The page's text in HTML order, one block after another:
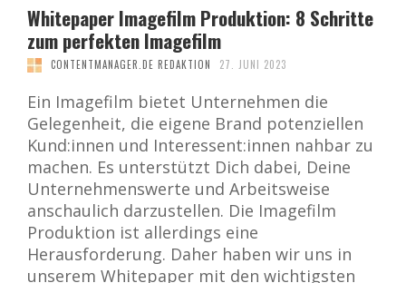
Whitepaper Imagefilm Produktion: 8 Schritte
zum perfekten Imagefilm
CONTENTMANAGER.DE REDAKTION 27. JUNI 2023
Ein Imagefilm bietet Unternehmen die
Gelegenheit, die eigene Brand potenziellen
Kund:innen und Interessent:innen nahbar zu
machen. Es unterstützt Dich dabei, Deine
Unternehmenswerte und Arbeitsweise
anschaulich darzustellen. Die Imagefilm
Produktion ist allerdings eine
Herausforderung. Daher haben wir uns in
unserem Whitepaper mit den wichtigsten